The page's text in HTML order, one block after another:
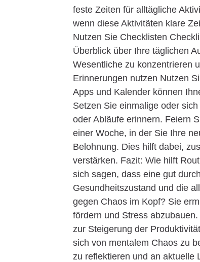
feste Zeiten für alltägliche
wenn diese Aktivitäten klare
Nutzen Sie Checklisten
Überblick über Ihre täglichen
Wesentliche zu konzentrieren
Erinnerungen nutzen Nutzen
Apps und Kalender können
Setzen Sie einmalige oder
oder Abläufe erinnern. Feiern
einer Woche, in der Sie Ihre
Belohnung. Dies hilft dabei,
verstärken. Fazit: Wie hilft
sich sagen, dass eine gut
Gesundheitszustand und die
gegen Chaos im Kopf? Sie
fördern und Stress
zur Steigerung der
sich von mentalem Chaos zu
zu reflektieren und an aktuelle